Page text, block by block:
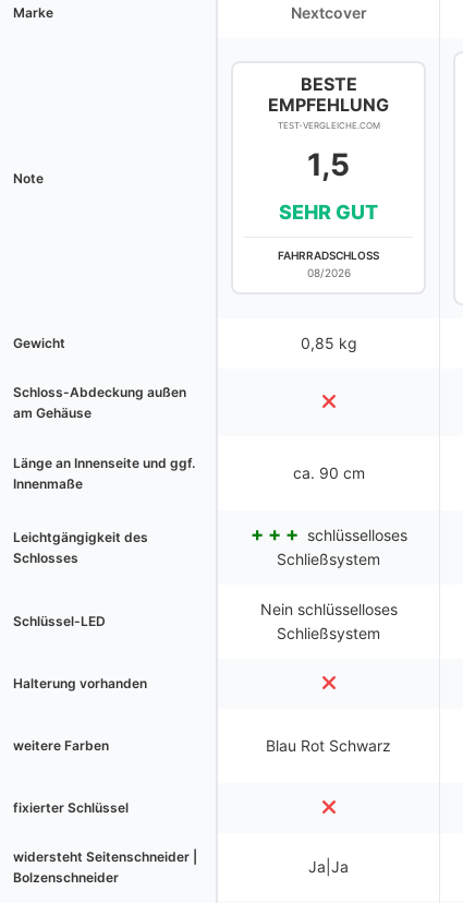
Marke Nextcover
Note
BESTE
EMPFEHLUNG
TEST-VERGLEICHE.COM
1,5
SEHR GUT
FAHRRADSCHLOSS
08/2026
Gewicht 0,85 kg
Schloss-Abdeckung außen
am Gehäuse
Länge an Innenseite und ggf.
Innenmaße
ca. 90 cm
Leichtgängigkeit des
Schlosses
schlüsselloses
Schließsystem
Schlüssel-LED
Nein schlüsselloses
Schließsystem
Halterung vorhanden
weitere Farben Blau Rot Schwarz
fixierter Schlüssel
widersteht Seitenschneider |
Bolzenschneider
Ja|Ja